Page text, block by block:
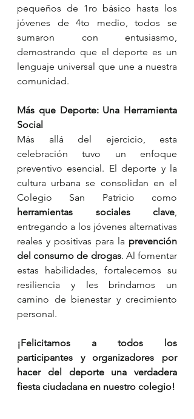
pequeños de 1ro básico hasta los
jóvenes de 4to medio, todos se
sumaron con entusiasmo,
demostrando que el deporte es un
lenguaje universal que une a nuestra
comunidad.
Más que Deporte: Una Herramienta
Social
Más allá del ejercicio, esta
celebración tuvo un enfoque
preventivo esencial. El deporte y la
cultura urbana se consolidan en el
herramientas sociales clave,
entregando a los jóvenes alternativas
reales y positivas para la prevención
del consumo de drogas. Al fomentar
estas habilidades, fortalecemos su
resiliencia y les brindamos un
camino de bienestar y crecimiento
personal.
​¡Felicitamos a todos los
participantes y organizadores por
hacer del deporte una verdadera
fiesta ciudadana en nuestro colegio!